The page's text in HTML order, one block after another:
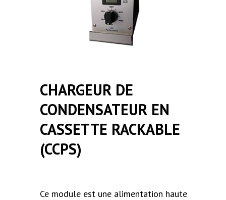
CHARGEUR DE
CONDENSATEUR EN
CASSETTE RACKABLE
(CCPS)
Ce module est une alimentation haute